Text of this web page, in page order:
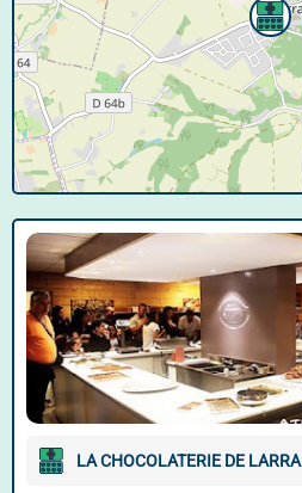
LA CHOCOLATERIE DE LARRA